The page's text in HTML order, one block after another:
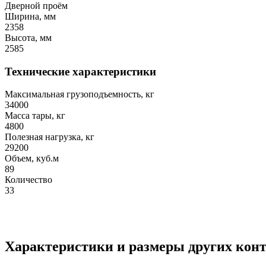
Дверной проём
Ширина, мм
2358
Высота, мм
2585
Технические характеристики
Максимальная грузоподъемность, кг
34000
Масса тары, кг
4800
Полезная нагрузка, кг
29200
Объем, куб.м
89
Количество
33
Характеристики и размеры других